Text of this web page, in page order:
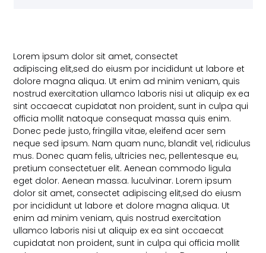
Lorem ipsum dolor sit amet, consectet
adipiscing elit,sed do eiusm por incididunt ut labore et
dolore magna aliqua. Ut enim ad minim veniam, quis
nostrud exercitation ullamco laboris nisi ut aliquip ex ea
sint occaecat cupidatat non proident, sunt in culpa qui
officia mollit natoque consequat massa quis enim.
Donec pede justo, fringilla vitae, eleifend acer sem
neque sed ipsum. Nam quam nunc, blandit vel, ridiculus
mus. Donec quam felis, ultricies nec, pellentesque eu,
pretium consectetuer elit. Aenean commodo ligula
eget dolor. Aenean massa. luculvinar. Lorem ipsum
dolor sit amet, consectet adipiscing elit,sed do eiusm
por incididunt ut labore et dolore magna aliqua. Ut
enim ad minim veniam, quis nostrud exercitation
ullamco laboris nisi ut aliquip ex ea sint occaecat
cupidatat non proident, sunt in culpa qui officia mollit